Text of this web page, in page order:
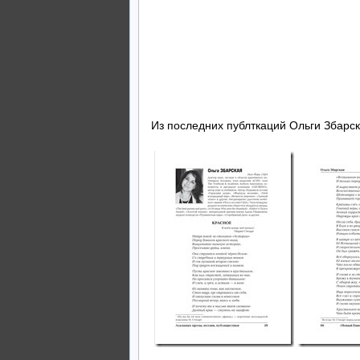
Из последних публткаций Ольги